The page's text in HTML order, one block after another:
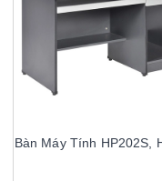
Bàn Máy Tính HP202S,